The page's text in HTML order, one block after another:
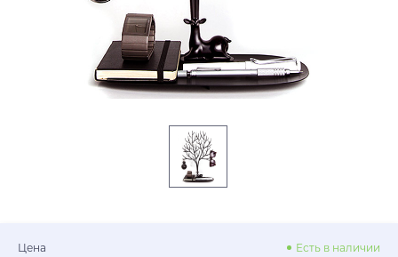
Цена Есть в наличии